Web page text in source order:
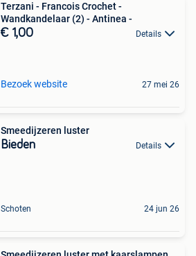
Terzani - Francois Crochet -
Wandkandelaar (2) - Antinea -
€ 1,00 Details
Bezoek website 27 mei 26
Smeedijzeren luster
Bieden Details
Schoten 24 jun 26